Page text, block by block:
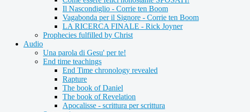
Il Nascondiglio - Corrie ten Boom
Vagabonda per il Signore - Corrie ten Boom
LA RICERCA FINALE - Rick Joyner
Prophecies fulfilled by Christ
Audio
Una parola di Gesu' per te!
End time teachings
End Time chronology revealed
Rapture
The book of Daniel
The book of Revelation
Apocalisse - scrittura per scrittura